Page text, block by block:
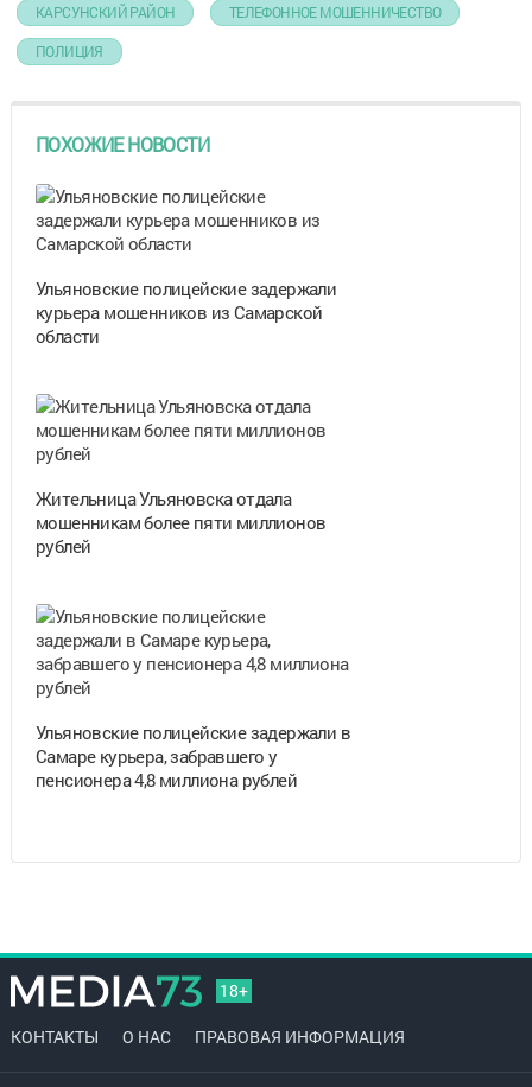
КАРСУНСКИЙ РАЙОН ТЕЛЕФОННОЕ МОШЕННИЧЕСТВО
ПОЛИЦИЯ
ПОХОЖИЕ НОВОСТИ
Ульяновские полицейские задержали
курьера мошенников из Самарской
области
Жительница Ульяновска отдала
мошенникам более пяти миллионов
рублей
Ульяновские полицейские задержали в
Самаре курьера, забравшего у
пенсионера 4,8 миллиона рублей
18+
КОНТАКТЫ О НАС ПРАВОВАЯ ИНФОРМАЦИЯ